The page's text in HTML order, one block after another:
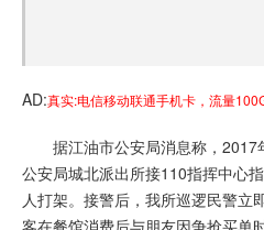
AD:真实:电信移动联通手机卡，流量
据江油市公安局消息称，
公安局城北派出所接110指挥中心
人打架。接警后，我所巡逻民警立
客在餐馆消费后与朋友因争抢买单